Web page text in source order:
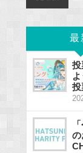
最
投
投
の